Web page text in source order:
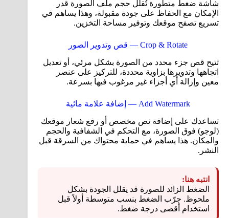
شاشة ضغط متطورة تُقلل حجم ملف الصورة قدر
الإمكان مع الحفاظ على جودة مقبولة، وهذا يساهم في
تسريع تصفح موقعك وتوفير مساحة التخزين.
Crop & Rotate — قص وتدوير الصور
تتيح قص جزء محدد من الصورة بشكل مرئي، أو تعديل
اتجاهها وتدويرها بزاوية محددة، للتركيز على عنصر
معين وإزالة أي أجزاء غير مرغوب فيها بسرعة.
Add Watermark — إضافة علامة مائية
تساعدك على إضافة نص مخصص أو رفع شعار موقعك
(لوجو) فوق الصورة، مع التحكم في الشفافية والحجم
والمكان. هذا يساهم في حماية محتواك من السرقة قبل
النشر.
انتبه هنا:
الضغط الزائد للصورة قد يقلل الجودة بشكل
ملحوظ. جرّب الضغط بنسب متوسطة أولاً قبل
استخدام أقصى درجة ضغط.